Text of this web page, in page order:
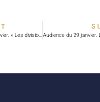
Audience du 22 janvier. « Les divisions entre nous chrétiens sont un scandale »